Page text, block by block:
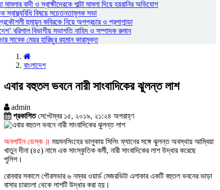
বাদী ও স্বাক্ষীদেরকে পাল্টা মামলা দিয়ে হয়রানির অভিযোগ
বিষয়ে সচেতনতামূলক সভা
হুমায়ুন কবিরকে নিয়ে অপপ্রচার ও প্রপাগান্ডা
বরিশাল বিভাগীয় সভাপতি নাহিদ ও সম্পাদক রুমান
সাবেক মেয়র হারিছুর রহমান কারামুক্ত
বাংলাদেশ
এবার বহুতল ভবনে নারী সাংবাদিকের ঝুলন্ত লাশ
admin
প্রকাশিতসেপ্টেম্বর ১৫, ২০১৯, ২১:২৪ অপরাহ্ণ
অনলাইন ডেস্ক ॥ ময়মনসিংহের ভালুকায় সিলিং ফ্যানের সঙ্গে ঝুলন্ত অবস্থায় আম্বিয়া
খাতুন দীনা (৪৫) নামে এক সাংস্কৃতিক কর্মী, নারী সাংবাদিকের লাশ উদ্ধার করেছে
পুলিশ।
রোববার সকালে পৌরসভার ৬ নম্বর ওয়ার্ড মেজরভিটা এলাকার একটি বহুতল ভবনের ভাড়া
বাসার চারতলা থেকে লাশটি উদ্ধার করা হয়।